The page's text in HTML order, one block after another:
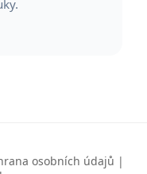
osobních údajů |